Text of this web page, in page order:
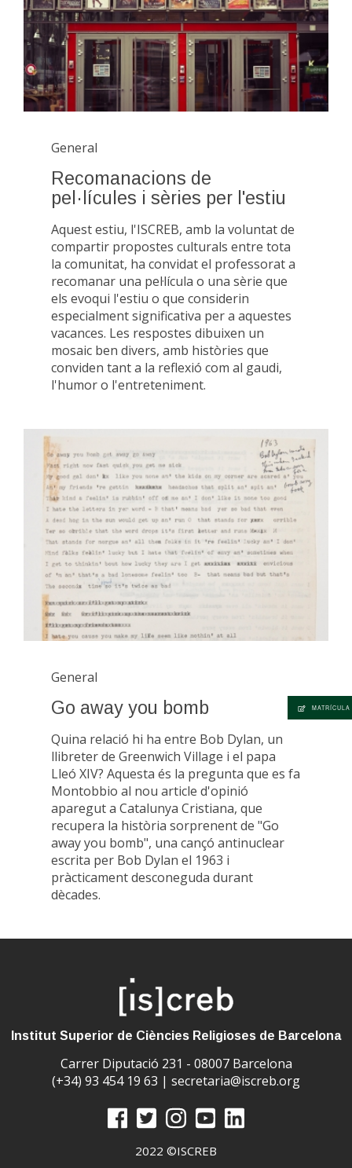
MATRÍCULA
General
Recomanacions de
pel·lícules i sèries per l'estiu
Aquest estiu, l'ISCREB, amb la voluntat de
compartir propostes culturals entre tota
la comunitat, ha convidat el professorat a
recomanar una pel·lícula o una sèrie que
els evoqui l'estiu o que considerin
especialment significativa per a aquestes
vacances. Les respostes dibuixen un
mosaic ben divers, amb històries que
conviden tant a la reflexió com al gaudi,
l'humor o l'entreteniment.
General
Go away you bomb
Quina relació hi ha entre Bob Dylan, un
llibreter de Greenwich Village i el papa
Lleó XIV? Aquesta és la pregunta que es fa
Montobbio al nou article d'opinió
aparegut a Catalunya Cristiana, que
recupera la història sorprenent de "Go
away you bomb", una cançó antinuclear
escrita per Bob Dylan el 1963 i
pràcticament desconeguda durant
dècades.
Institut Superior de Ciències Religioses de Barcelona
Carrer Diputació 231 - 08007 Barcelona
(+34) 93 454 19 63 | secretaria@iscreb.org
2022 ©ISCREB